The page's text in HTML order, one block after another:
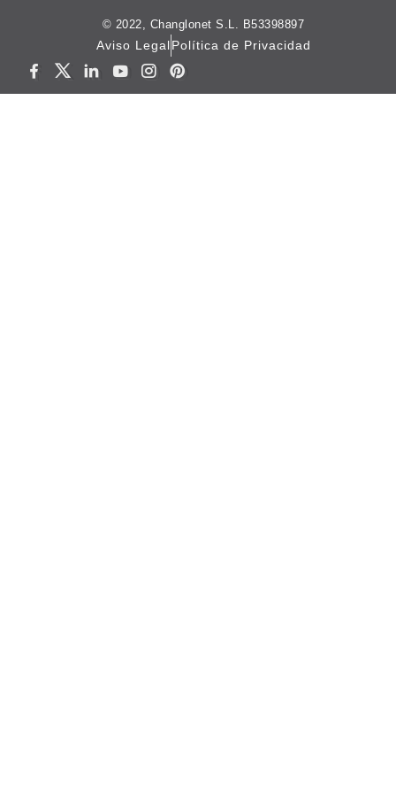
© 2022, Changlonet S.L. B53398897
Aviso LegalPolítica de Privacidad